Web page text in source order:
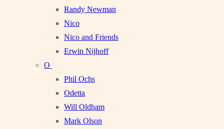
Randy Newman
Nico
Nico and Friends
Erwin Nijhoff
O
Phil Ochs
Odetta
Will Oldham
Mark Olson